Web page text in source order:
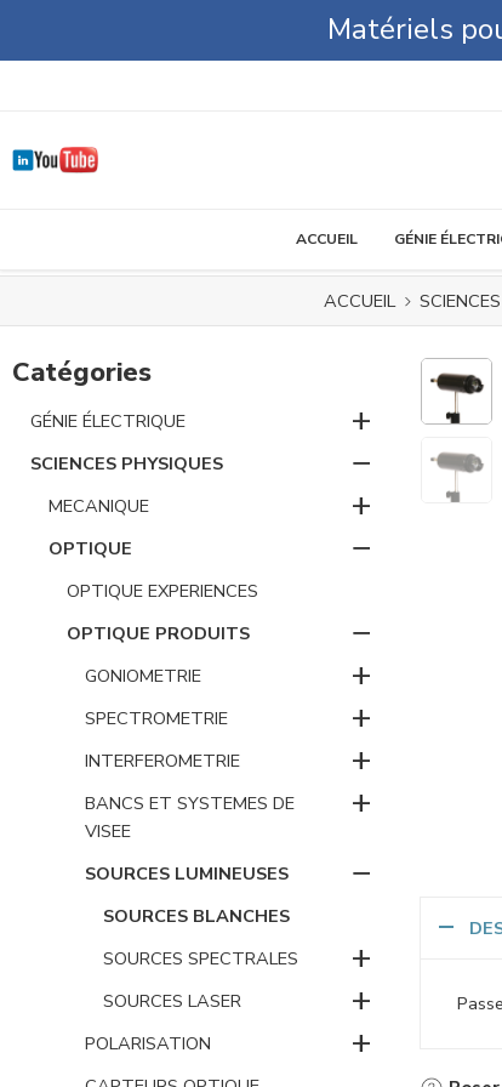
Matériels
ACCUEIL GÉNIE
ACCUEIL
Catégories
GÉNIE ÉLECTRIQUE +
SCIENCES PHYSIQUES −
MECANIQUE +
OPTIQUE −
OPTIQUE EXPERIENCES
OPTIQUE PRODUITS
−
GONIOMETRIE +
SPECTROMETRIE +
INTERFEROMETRIE +
BANCS ET SYSTEMES DE
VISEE
+
SOURCES LUMINEUSES −
SOURCES BLANCHES
SOURCES SPECTRALES
+
SOURCES LASER +
POLARISATION +